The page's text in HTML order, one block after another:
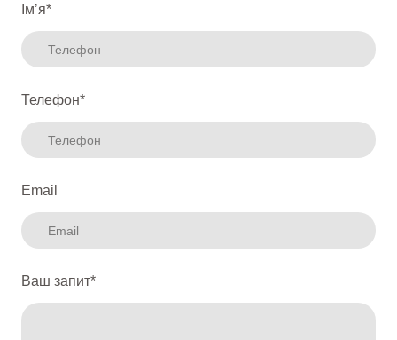
Імʼя*
Телефон*
Email
Ваш запит*